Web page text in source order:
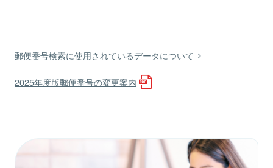
郵便番号検索に使用されているデータについて
2025年度版郵便番号の変更案内